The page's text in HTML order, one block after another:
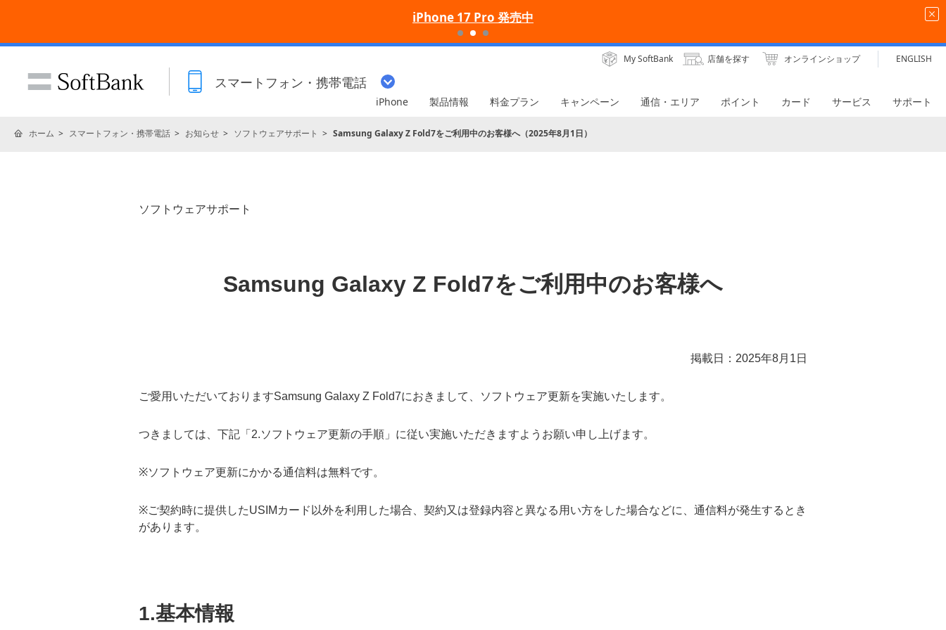
iPhone 17 Pro 発売中
スマートフォン・携帯電話
My SoftBank 店舗を探す オンラインショップ ENGLISH
iPhone 製品情報 料金プラン キャンペーン 通信・エリア ポイント カード サービス サポート
ホーム スマートフォン・携帯電話 お知らせ ソフトウェアサポート Samsung Galaxy Z Fold7をご利用中のお客様へ（2025年8月1日）
ソフトウェアサポート
Samsung Galaxy Z Fold7をご利用中のお客様へ
掲載日：2025年8月1日
ご愛用いただいておりますSamsung Galaxy Z Fold7におきまして、ソフトウェア更新を実施いたします。
つきましては、下記 「2.ソフトウェア更新の手順」 に従い実施いただきますようお願い申し上げます。
※ソフトウェア更新にかかる通信料は無料です。
※ご契約時に提供したUSIMカード以外を利用した場合、契約又は登録内容と異なる用い方をした場合などに、通信料が発生するとき
があります。
1.基本情報